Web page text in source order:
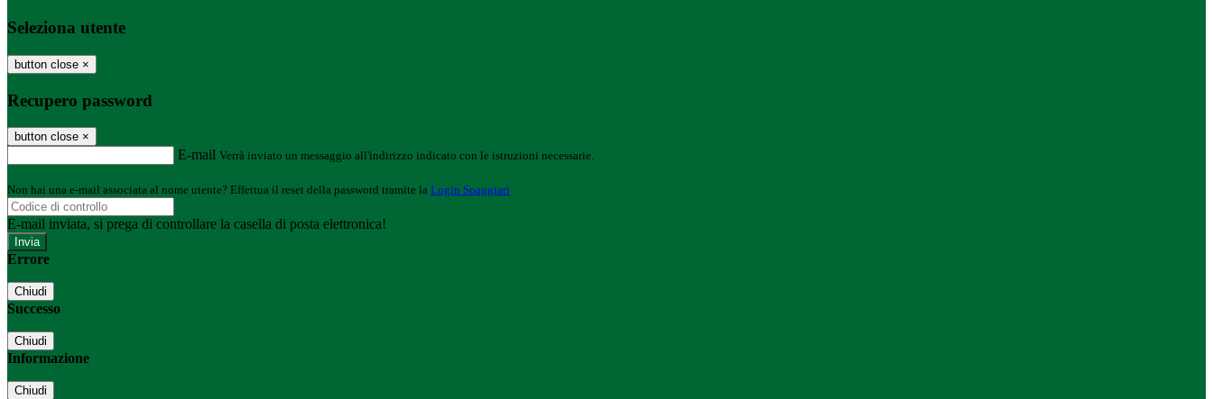
Seleziona utente
button close ×
Recupero password
button close ×
E-mail Verrà inviato un messaggio all'indirizzo indicato con le istruzioni necessarie.
Non hai una e-mail associata al nome utente? Effettua il reset della password tramite la Login Spaggiari
E-mail inviata, si prega di controllare la casella di posta elettronica!
Errore
Chiudi
Successo
Chiudi
Informazione
Chiudi